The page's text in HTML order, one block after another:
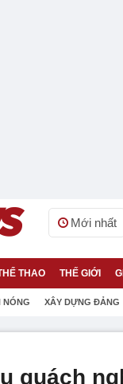
Mới nhất
THAO THẾ GIỚI
NÓNG XÂY DỰNG ĐẢNG
quách